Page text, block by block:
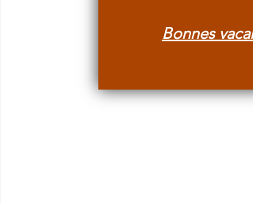
Bonnes